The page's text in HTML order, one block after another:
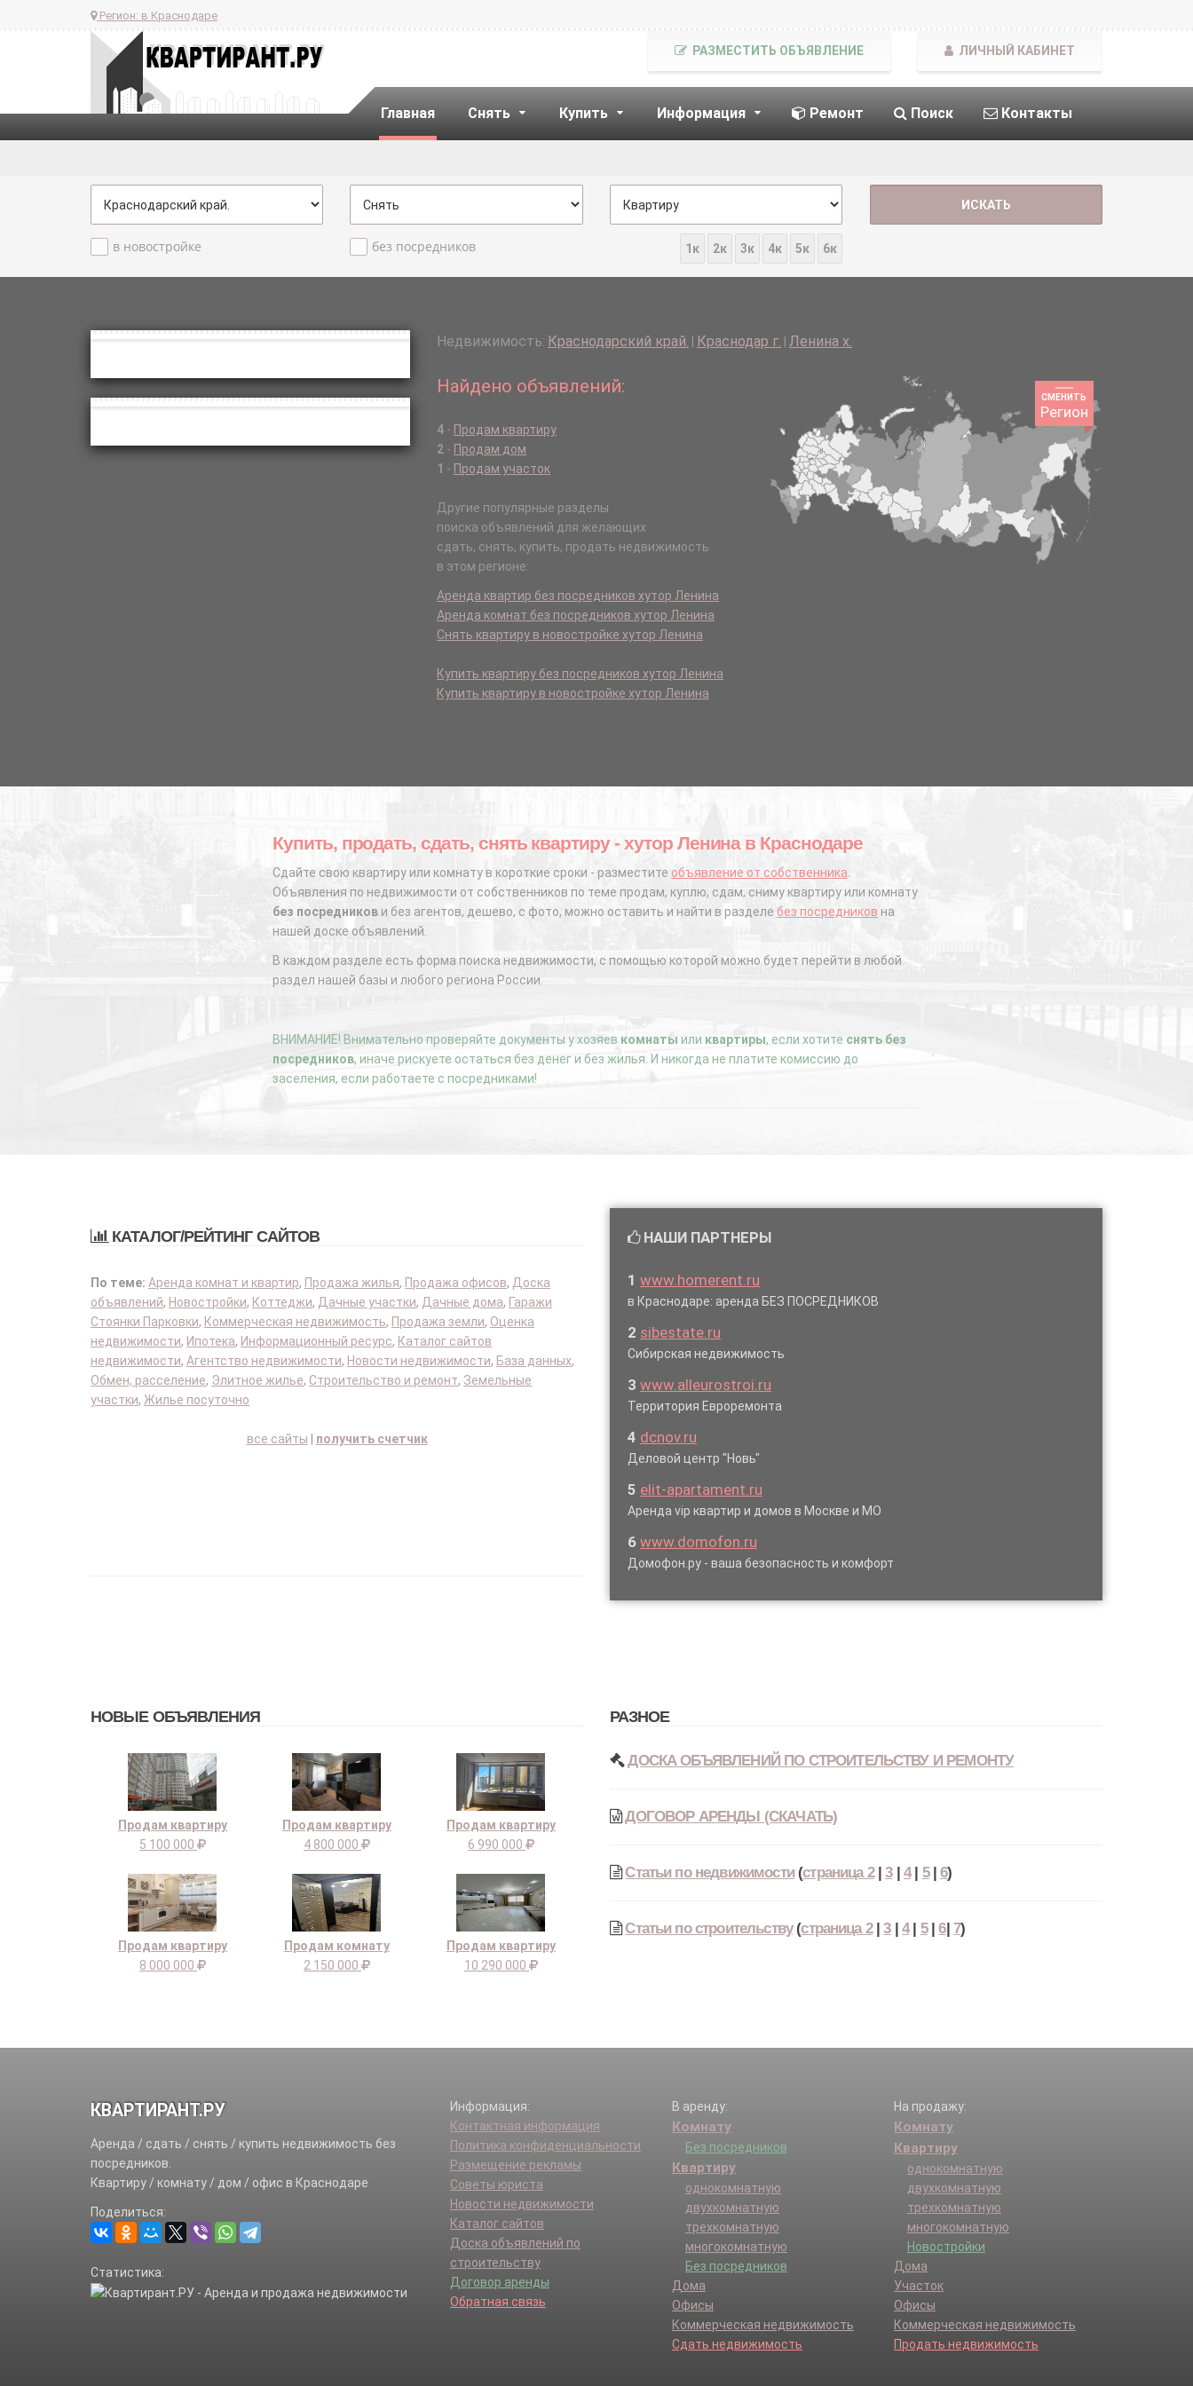
Регион: в Краснодаре
Главная Снять Купить Информация Ремонт Поиск Контакты
РАЗМЕСТИТЬ ОБЪЯВЛЕНИЕ ЛИЧНЫЙ КАБИНЕТ
в новостройке без посредников 1к 2к 3к 4к 5к 6к
Недвижимость: Краснодарский край. Краснодар г. Ленина х.
СМЕНИТЬ
Регион
Найдено объявлений:
4- Продам квартиру
2- Продам дом
1 - Продам участок
Другие популярные разделы
поиска объявлений для желающих
сдать, снять, купить, продать недвижимость
в этом регионе:
Аренда квартир без посредников хутор Ленина
Аренда комнат без посредников хутор Ленина
Снять квартиру в новостройке хутор Ленина
Купить квартиру без посредников хутор Ленина
Купить квартиру в новостройке хутор Ленина
Купить, продать, сдать, снять квартиру - хутор Ленина в Краснодаре
Сдайте свою квартиру или комнату в короткие сроки - разместите объявление от собственника
Объявления по недвижимости от собственников по теме продам, куплю, сдам, сниму квартиру или комнату
без посредников и без агентов, дешево, с фото, можно оставить и найти в разделе без посредников на
нашей доске объявлений.
В каждом разделе есть форма поиска недвижимости, с помощью которой можно будет перейти в любой
раздел нашей базы и любого региона России.
ВНИМАНИЕ! Внимательно проверяйте документы у хозяев комнаты или квартиры, если хотите снять без
посредников, иначе рискуете остаться без денег и без жилья. И никогда не платите комиссию до
заселения, если работаете с посредниками!
КАТАЛОГ/РЕЙТИНГ САЙТОВ
По теме: Аренда комнат и квартир, Продажа жилья, Продажа офисов, Доска
объявлений, Новостройки, Коттеджи, Дачные участки, Дачные дома, Гаражи
Стоянки Парковки, Коммерческая недвижимость, Продажа земли, Оценка
недвижимости, Ипотека, Информационный ресурс, Каталог сайтов
недвижимости, Агентство недвижимости, Новости недвижимости, База данных,
Обмен, расселение, Элитное жилье, Строительство и ремонт, Земельные
участки, Жилье посуточно
все сайты получить счетчик
НАШИ ПАРТНЕРЫ
1 www.homerent.ru
в Краснодаре: аренда БЕЗ ПОСРЕДНИКОВ
2 sibestate.ru
Сибирская недвижимость
3 www.alleurostroi.ru
Территория Евроремонта
4 dcnov.ru
Деловой центр "Новь"
5 elit-apartament.ru
Аренда vip квартир и домов в Москве и МО
6 www.domofon.ru
Домофон.ру - ваша безопасность и комфорт
НОВЫЕ ОБЪЯВЛЕНИЯ
Продам квартиру
5 100 000
Продам квартиру
4 800 000
Продам квартиру
6 990 000
Продам квартиру
8 000 000
Продам комнату
2 150 000
Продам квартиру
10 290 000
РАЗНОЕ
ДОСКА ОБЪЯВЛЕНИЙ ПО СТРОИТЕЛЬСТВУ И РЕМОНТУ
ДОГОВОР АРЕНДЫ (СКАЧАТЬ)
Статьи по недвижимости(страница 2|3| 4| 5|6)
Статьи по строительству(страница 2|3|4| 5|6| 7)
КВАРТИРАНТ.РУ
Аренда / сдать / снять / купить недвижимость без
посредников.
Квартиру / комнату / дом / офис в Краснодаре
Поделиться:
Статистика:
Информация:
Контактная информация
Политика конфиденциальности
Размещение рекламы
Советы юриста
Новости недвижимости
Каталог сайтов
Доска объявлений по
строительству
Договор аренды
Обратная связь
В аренду:
Комнату
Без посредников
Квартиру
однокомнатную
двухкомнатную
трехкомнатную
многокомнатную
Без посредников
Дома
Офисы
Коммерческая недвижимость
Сдать недвижимость
На продажу:
Комнату
Квартиру
однокомнатную
двухкомнатную
трехкомнатную
многокомнатную
Новостройки
Дома
Участок
Офисы
Коммерческая недвижимость
Продать недвижимость